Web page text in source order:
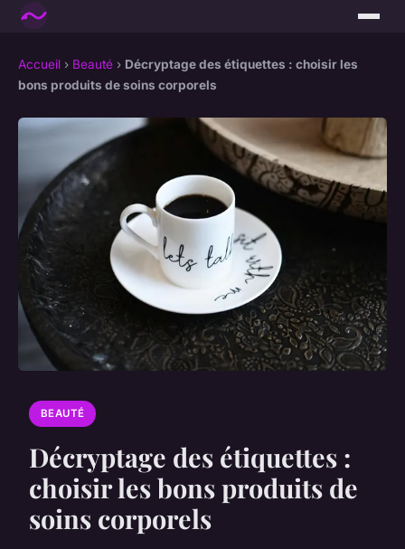
Accueil › Beauté › Décryptage des étiquettes : choisir les
bons produits de soins corporels
BEAUTÉ
Décryptage des étiquettes :
choisir les bons produits de
soins corporels